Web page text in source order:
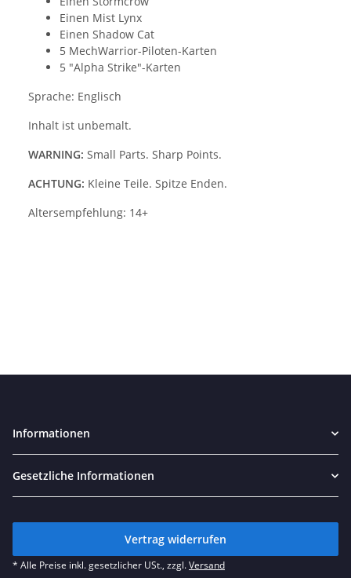
Einen Mist Lynx
Einen Shadow Cat
5 MechWarrior-Piloten-Karten
5 "Alpha Strike"-Karten
Sprache: Englisch
Inhalt ist unbemalt.
WARNING: Small Parts. Sharp Points.
ACHTUNG: Kleine Teile. Spitze Enden.
Altersempfehlung: 14+
Informationen
Gesetzliche Informationen
Vertrag widerrufen
* Alle Preise inkl. gesetzlicher USt., zzgl.Versand